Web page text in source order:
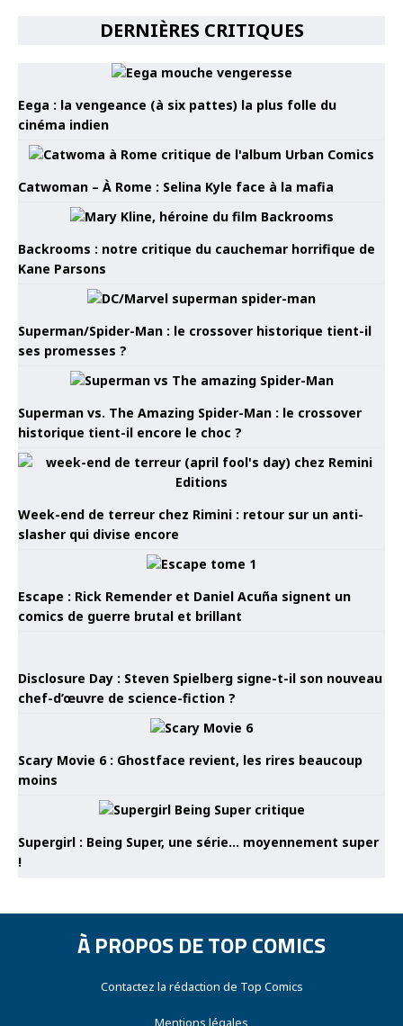
DERNIÈRES CRITIQUES
Eega : la vengeance (à six pattes) la plus folle du
cinéma indien
Catwoman – À Rome : Selina Kyle face à la mafia
Backrooms : notre critique du cauchemar horrifique de
Kane Parsons
Superman/Spider-Man : le crossover historique tient-il
ses promesses ?
Superman vs. The Amazing Spider-Man : le crossover
historique tient-il encore le choc ?
Week-end de terreur chez Rimini : retour sur un anti-
slasher qui divise encore
Escape : Rick Remender et Daniel Acuña signent un
comics de guerre brutal et brillant
Disclosure Day : Steven Spielberg signe-t-il son nouveau
chef-d’œuvre de science-fiction ?
Scary Movie 6 : Ghostface revient, les rires beaucoup
moins
Supergirl : Being Super, une série… moyennement super
!
À PROPOS DE TOP COMICS
Contactez la rédaction de Top Comics
Mentions légales